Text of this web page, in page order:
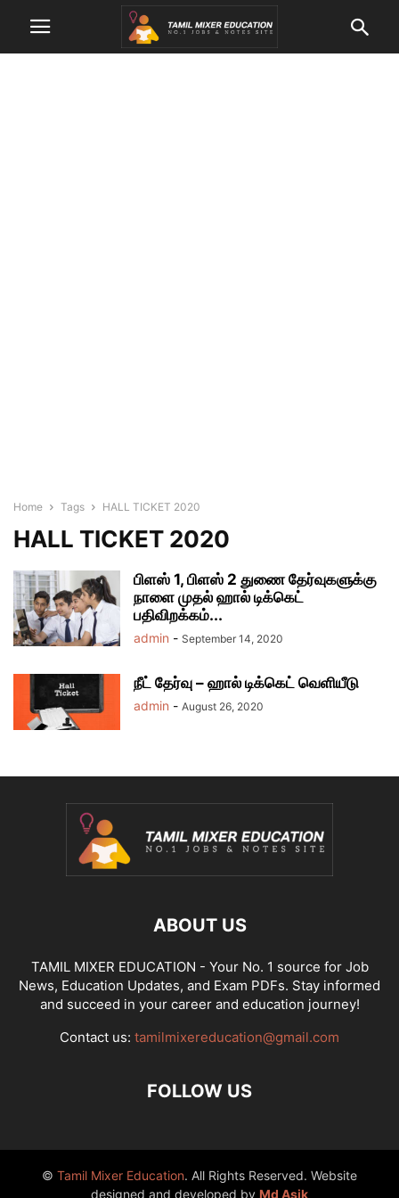
Home Tags HALL TICKET 2020
HALL TICKET 2020
பிளஸ் 1, பிளஸ் 2 துணை தேர்வுகளுக்கு
நாளை முதல் ஹால் டிக்கெட்
பதிவிறக்கம்...
admin - September 14, 2020
நீட் தேர்வு – ஹால் டிக்கெட் வெளியீடு
admin - August 26, 2020
ABOUT US
TAMIL MIXER EDUCATION - Your No. 1 source for Job
News, Education Updates, and Exam PDFs. Stay informed
and succeed in your career and education journey!
Contact us: tamilmixereducation@gmail.com
FOLLOW US
© Tamil Mixer Education. All Rights Reserved. Website
designed and developed by Md Asik